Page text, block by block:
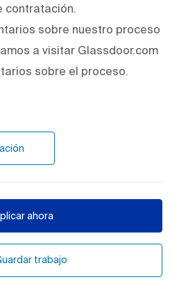
contratación.
sobre nuestro proceso
a visitar Glassdoor.com
sobre el proceso.
ahora
trabajo